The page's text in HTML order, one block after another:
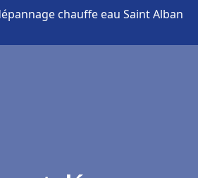
chauffe eau Saint Alban